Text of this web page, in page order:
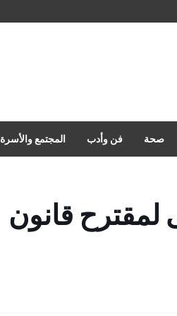
صحة فن وأدب المجتمع والأسرة
لمقترح قانون